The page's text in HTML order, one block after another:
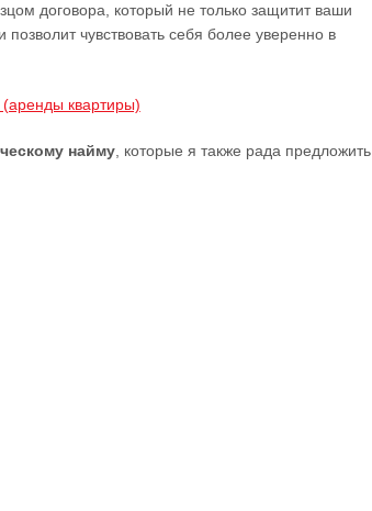
договора, который не только защитит ваши
чувствовать себя более уверенно в
(аренды квартиры)
найму, которые я также рада предложить